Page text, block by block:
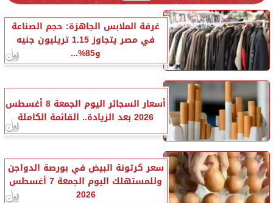
غرفة الملابس الجاهزة: حجم الصناعة
في مصر يتجاوز 1.15 تريليون جنيه
و85%...
أسعار السجائر اليوم الجمعة 8 أغسطس
2026 بعد الزيادة.. القائمة الكاملة
سعر كرتونة البيض في بورصة الدواجن
وللمستهلك اليوم الجمعة 7 أغسطس
2026